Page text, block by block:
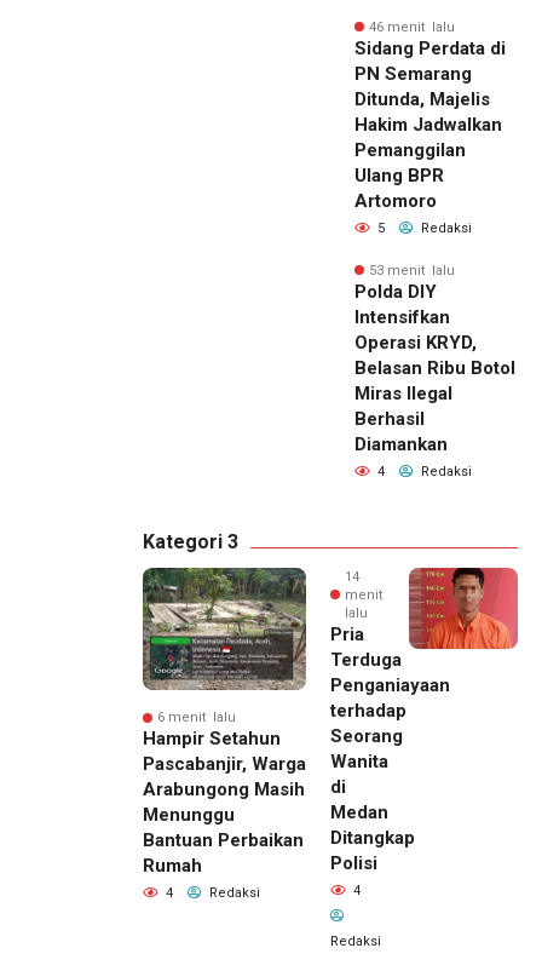
46 menit lalu
Sidang Perdata di
PN Semarang
Ditunda, Majelis
Hakim Jadwalkan
Pemanggilan
Ulang BPR
Artomoro
5 Redaksi
53 menit lalu
Polda DIY
Intensifkan
Operasi KRYD,
Belasan Ribu Botol
Miras Ilegal
Berhasil
Diamankan
4 Redaksi
Kategori 3
6 menit lalu
Hampir Setahun
Pascabanjir, Warga
Arabungong Masih
Menunggu
Bantuan Perbaikan
Rumah
4 Redaksi
14
menit
lalu
Pria
Terduga
Penganiayaan
terhadap
Seorang
Wanita
di
Medan
Ditangkap
Polisi
4
Redaksi